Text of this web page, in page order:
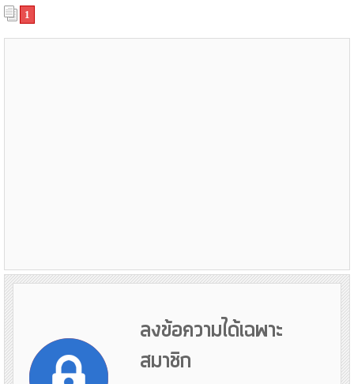
1
ลงข้อความได้เฉพาะ
สมาชิก